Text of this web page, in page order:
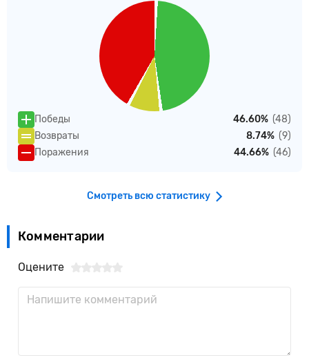
Победы 46.60% (48)
Возвраты
8.74% (9)
Поражения
44.66% (46)
Смотреть всю статистику
Комментарии
Оцените